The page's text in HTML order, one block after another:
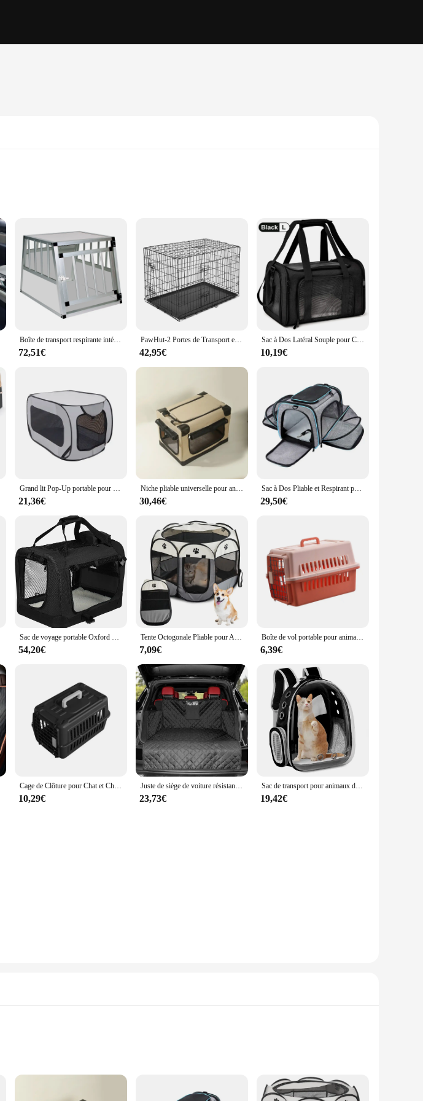
and their furry companions. Crafted from robust Oxford fabric, this pet transport case is
The ergonomic design is not only stylish but also engineered to distribute weight evenly,
for any weather, keeping your pet dry and cozy.
indispensable tool for your business. Its generous size accommodates a variety of dog breeds,
strap make it easy to transport your pet, whether you're navigating busy streets or crowded public
or attended to at any time.
for your adventures. Whether you're heading to the park, the beach, or on a road trip, this pet
and compact foldable design make it a breeze to store and transport, ensuring that you can bring
to explore without compromising on your pet's comfort and safety.
Boîte de transport respirante intérieure et extérieure pour animaux de compagnie, transport de voyage pour chiens et chats, Electrolux pour animaux de compagnie, 69x54x50cm
72,51€
PawHut-2 Portes de Transport en Acier, 76x46x52cm, Noir
42,95€
Sac à Dos Latéral Souple pour Chien et Chat, Sacoche de Voyage, Approuvé par la Compagnie Aérienne, Transport pour Petits Chiens et Chats
10,19€
Grand lit Pop-Up portable pour animaux de compagnie, niche pour chien, caisse intérieure et extérieure, siège de voiture, collection de lits pour chat, accessoires de voiture
21,36€
Niche pliable universelle pour animaux de compagnie, quatre saisons, sorties d'été, portable, grand espace, accent pour chien, chenil pour chat
30,46€
Sac à Dos Pliable et Respirant pour Animaux de Compagnie, Accessoire de Transport pour Chat et Chien
29,50€
Sac de voyage portable Oxford pour animaux de compagnie, sac à main en maille respirante, tente extérieure, sac à main pour animaux sortants, chiens et chats, chiens et chiots
54,20€
Tente Octogonale Pliable pour Animaux de Compagnie, Niche pour Chat, Salle d'Accouchement, Abri pour Chiot, Poignées Amovibles, Clôtures Extérieures pour Chiens et Chats
7,09€
Boîte de vol portable pour animaux de compagnie, type de clôture, sac d'aviation pour chat, produits pour animaux de compagnie, voiture, chien, moyen
6,39€
Cage de Clôture pour Chat et Chien, Sac Portable d'Extérieur, Fournitures pour Animaux de Compagnie
10,29€
Juste de siège de voiture résistante à l'usure pour chien Electrolux, imperméable, portable, durable, doublure, protège le véhicule, facile à installer, SUV
23,73€
Sac de transport pour animaux de compagnie, sacs à dos pour animaux de compagnie, respirant, portable, transparent, chiot, chien, transport, Electrolux, capsule spatiale
19,42€